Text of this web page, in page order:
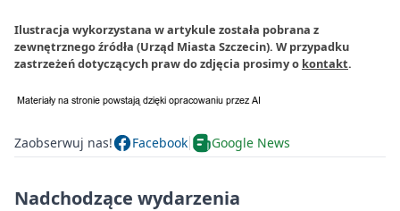
Ilustracja wykorzystana w artykule została pobrana z
zewnętrznego źródła (Urząd Miasta Szczecin). W przypadku
zastrzeżeń dotyczących praw do zdjęcia prosimy o kontakt.
Zaobserwuj nas! Facebook Google News
Nadchodzące wydarzenia